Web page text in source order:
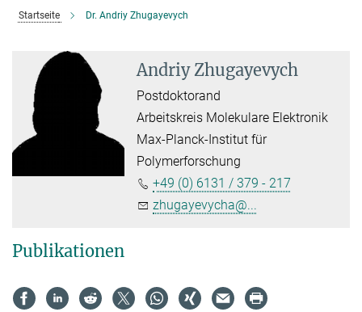
Startseite Dr. Andriy Zhugayevych
Andriy Zhugayevych
Postdoktorand
Arbeitskreis Molekulare Elektronik
Max-Planck-Institut für
Polymerforschung
+49 (0) 6131 / 379 - 217
zhugayevycha@...
Publikationen